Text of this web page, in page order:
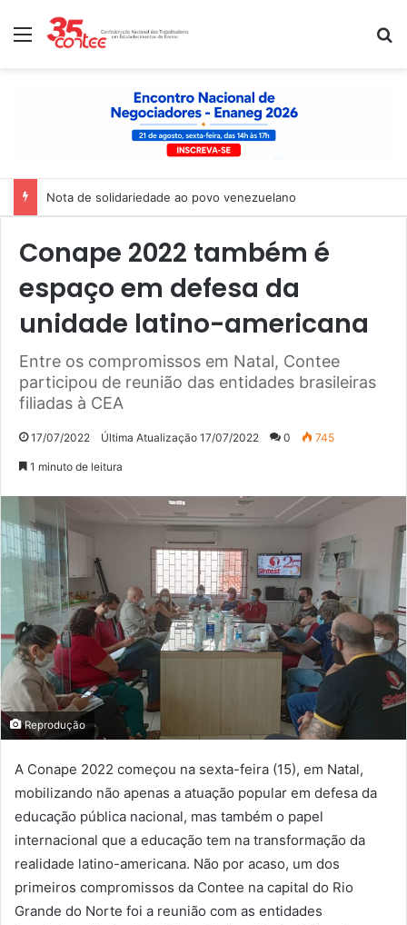
Menu
Nota de solidariedade ao povo venezuelano
Conape 2022 também é
espaço em defesa da
unidade latino-americana
Entre os compromissos em Natal, Contee
participou de reunião das entidades brasileiras
filiadas à CEA
17/07/2022 Última Atualização 17/07/2022 0 745
1 minuto de leitura
Reprodução
A Conape 2022 começou na sexta-feira (15), em Natal,
mobilizando não apenas a atuação popular em defesa da
educação pública nacional, mas também o papel
internacional que a educação tem na transformação da
realidade latino-americana. Não por acaso, um dos
primeiros compromissos da Contee na capital do Rio
Grande do Norte foi a reunião com as entidades